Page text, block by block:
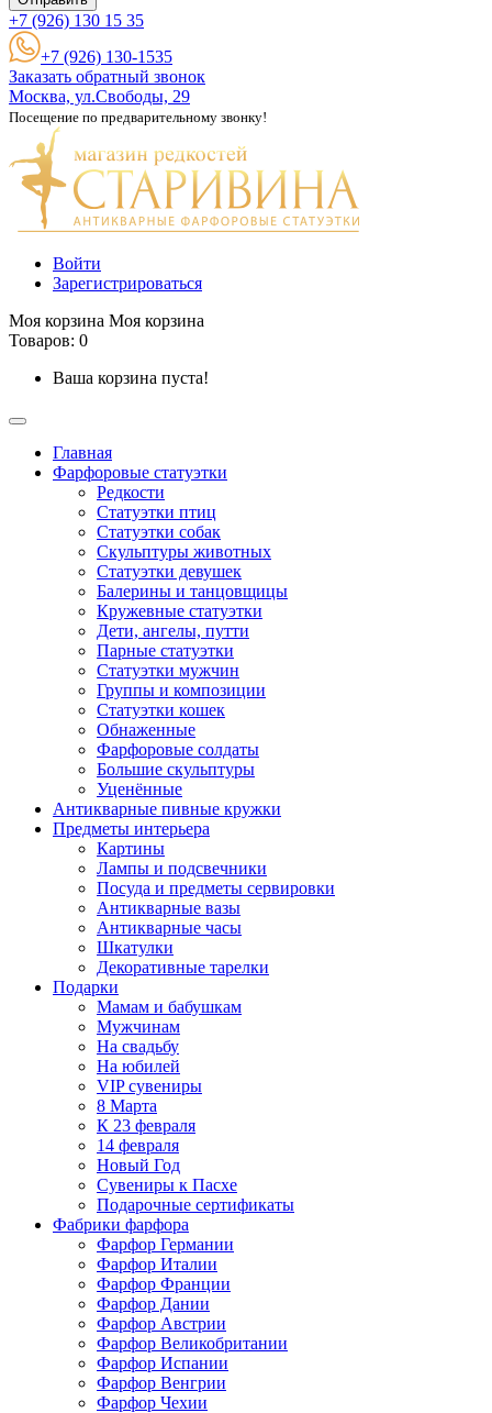
+7 (926) 130 15 35
+7 (926) 130-1535
Заказать обратный звонок
Москва, ул.Свободы, 29
Посещение по предварительному звонку!
Войти
Зарегистрироваться
Моя корзина Моя корзина
Товаров: 0
Ваша корзина пуста!
Главная
Фарфоровые статуэтки
Редкости
Cтатуэтки птиц
Cтатуэтки собак
Скульптуры животных
Статуэтки девушек
Балерины и танцовщицы
Кружевные статуэтки
Дети, ангелы, путти
Парные статуэтки
Статуэтки мужчин
Группы и композиции
Статуэтки кошек
Обнаженные
Фарфоровые солдаты
Большие скульптуры
Уценённые
Антикварные пивные кружки
Предметы интерьера
Картины
Лампы и подсвечники
Посуда и предметы сервировки
Антикварные вазы
Антикварные часы
Шкатулки
Декоративные тарелки
Подарки
Мамам и бабушкам
Мужчинам
На свадьбу
На юбилей
VIP сувениры
8 Марта
К 23 февраля
14 февраля
Новый Год
Сувениры к Пасхе
Подарочные сертификаты
Фабрики фарфора
Фарфор Германии
Фарфор Италии
Фарфор Франции
Фарфор Дании
Фарфор Австрии
Фарфор Великобритании
Фарфор Испании
Фарфор Венгрии
Фарфор Чехии